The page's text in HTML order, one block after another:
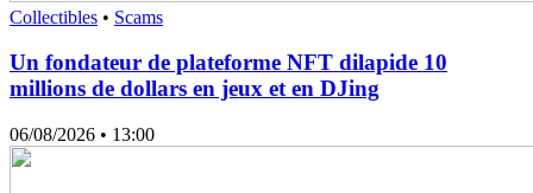
Collectibles • Scams
Un fondateur de plateforme NFT dilapide 10
millions de dollars en jeux et en DJing
06/08/2026 • 13:00